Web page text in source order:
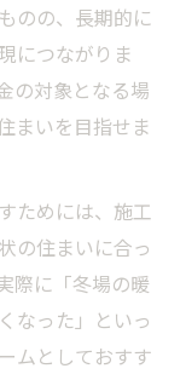
のの、長期的に
につながりま
の対象となる場
まいを目指せま
ためには、施工
の住まいに合っ
際に「冬場の暖
なった」といっ
ムとしておすす